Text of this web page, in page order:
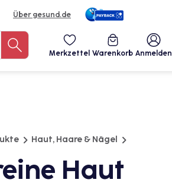
Über gesund.de
Merkzettel Warenkorb Anmelden
Meine Services
Haut, Haare & Nägel
Haut